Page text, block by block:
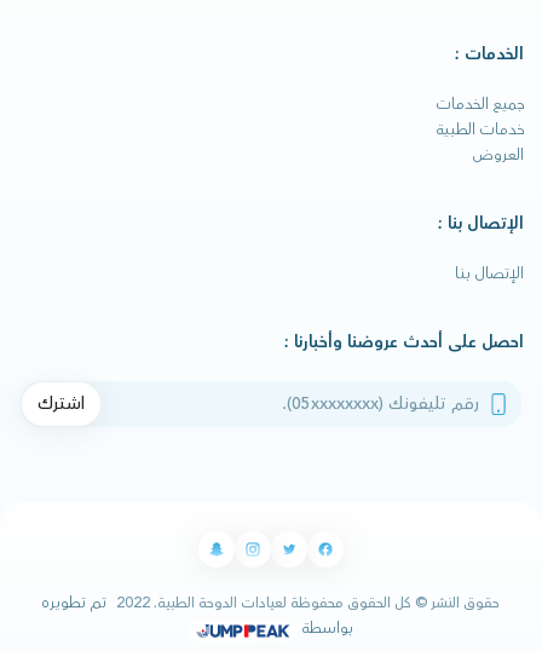
الخدمات :
جميع الخدمات
خدمات الطبية
العروض
الإتصال بنا :
الإتصال بنا
احصل على أحدث عروضنا وأخبارنا :
رقم تليفونك
اشترك
حقوق النشر © كل الحقوق محفوظة لعيادات الدوحة الطبية. 2022
تم تطويره
بواسطة